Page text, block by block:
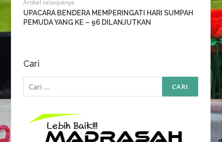
Artikel selanjutnya
UPACARA BENDERA MEMPERINGATI HARI SUMPAH
PEMUDA YANG KE – 96 DILANJUTKAN
Cari
Cari
untuk: